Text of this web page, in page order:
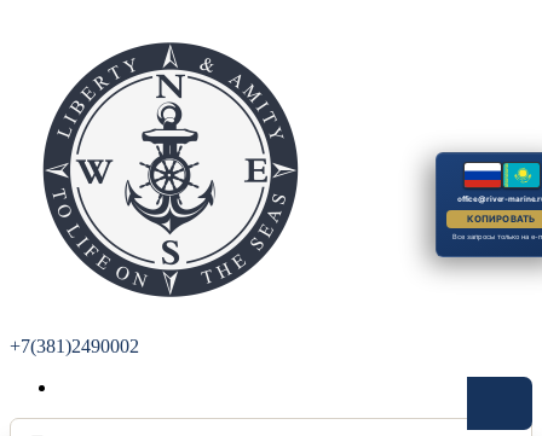
+7(381)2490002
office@river-
КОПИРОВАТЬ
Все запросы только на e-